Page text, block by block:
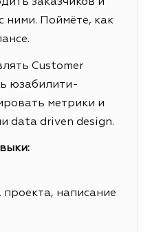
заказчиков и
ними. Поймёте, как
Customer
юзабилити-
метрики и
data driven design.
написание